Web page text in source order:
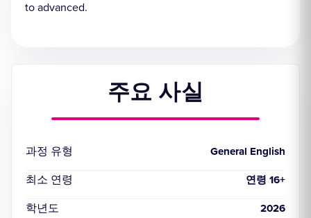
to advanced.
주요 사실
과정 유형 General English
최소 연령 연령 16+
학년도 2026